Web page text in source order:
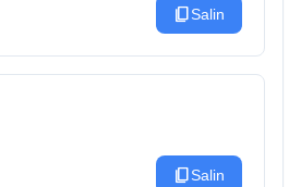
content_copySalin
content_copySalin